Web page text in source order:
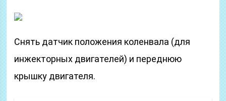
Снять датчик положения коленвала (для
инжекторных двигателей) и переднюю
крышку двигателя.